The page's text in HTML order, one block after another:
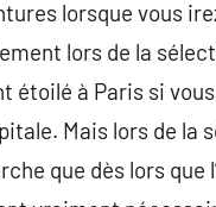
lorsque vous
lors de la
étoilé à Paris si
Mais lors de la
que dès lors que